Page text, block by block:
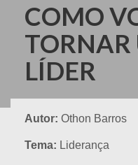
COMO
LÍDER
Autor: Othon Barros
Tema: Liderança